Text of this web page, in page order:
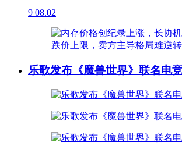
9 08.02
乐歌发布《魔兽世界》联名电